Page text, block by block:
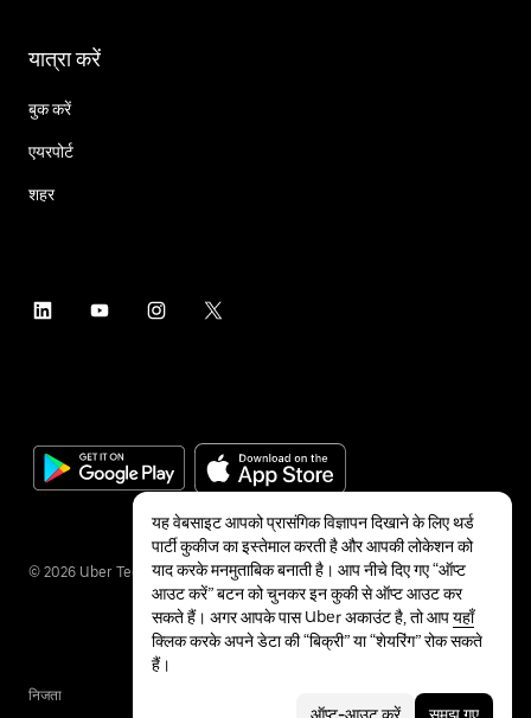
यात्रा करें
बुक करें
एयरपोर्ट
शहर
© 2026 Uber Technologies Inc.
निजता
यह वेबसाइट आपको प्रासंगिक विज्ञापन दिखाने के लिए थर्ड
पार्टी कुकीज का इस्तेमाल करती है और आपकी लोकेशन को
याद करके मनमुताबिक बनाती है। आप नीचे दिए गए “ऑप्ट
आउट करें” बटन को चुनकर इन कुकी से ऑप्ट आउट कर
सकते हैं। अगर आपके पास Uber अकाउंट है, तो आपयहाँ
क्लिक करके अपने डेटा की “बिक्री” या “शेयरिंग” रोक सकते
हैं।